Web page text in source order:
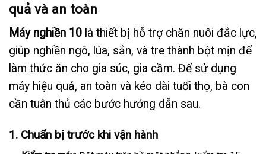
quả và an toàn
Máy nghiền 10 là thiết bị hỗ trợ chăn nuôi đắc lực,
giúp nghiền ngô, lúa, sắn, và tre thành bột mịn để
làm thức ăn cho gia súc, gia cầm. Để sử dụng
máy hiệu quả, an toàn và kéo dài tuổi thọ, bà con
cần tuân thủ các bước hướng dẫn sau.
1. Chuẩn bị trước khi vận hành